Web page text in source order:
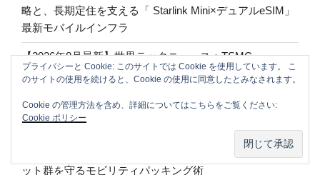
略と、長期定住を支える「 Starlink Mini×デュアルeSIM」
最新モバイルインフラ
【2026年8月最新】世界テックニュース：TSMC
3nm（N3）プロセスの枠争奪戦とメモリ逼迫に伴う
August 7, 2026 / 2026年8月7日
【2026年8月6日最新】「滞在費の安さ」だけでは不十
ット群を守るモビリティパッキング術
プライバシーと Cookie: このサイトでは Cookie を使用しています。 こ
のサイトの使用を続けると、Cookie の使用に同意したとみなされます。
Cookie の管理方法を含め、詳細についてはこちらをご覧ください:
Cookie ポリシー